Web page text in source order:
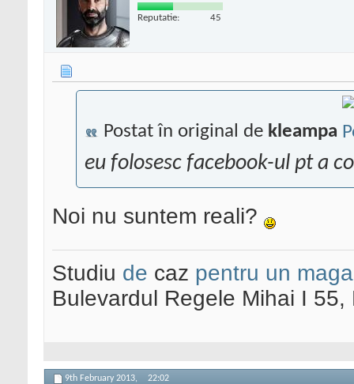
Reputatie: 45
Postat în original de kleampa
eu folosesc facebook-ul pt a
Noi nu suntem reali?
Studiu de caz pentru un
Bulevardul Regele Mihai I
9th February 2013, 22:02